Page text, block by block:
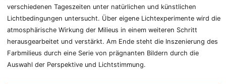
verschiedenen Tageszeiten unter natürlichen und künstlichen
Lichtbedingungen untersucht. Über eigene Lichtexperimente wird die
atmosphärische Wirkung der Milieus in einem weiteren Schritt
herausgearbeitet und verstärkt. Am Ende steht die Inszenierung des
Farbmilieus durch eine Serie von prägnanten Bildern durch die
Auswahl der Perspektive und Lichtstimmung.